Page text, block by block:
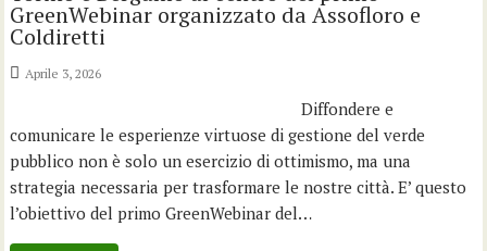
GreenWebinar organizzato da Assofloro e
Coldiretti
Aprile 3, 2026
Diffondere e
comunicare le esperienze virtuose di gestione del verde
pubblico non è solo un esercizio di ottimismo, ma una
strategia necessaria per trasformare le nostre città. E’ questo
l’obiettivo del primo GreenWebinar del…